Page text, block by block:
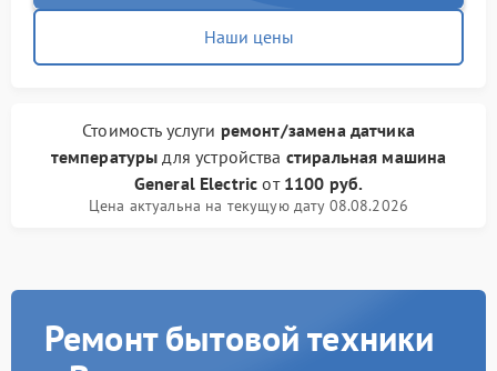
Наши цены
Стоимость услуги ремонт/замена датчика
температуры для устройства стиральная машина
General Electric от 1100 руб.
Цена актуальна на текущую дату 08.08.2026
Ремонт бытовой техники